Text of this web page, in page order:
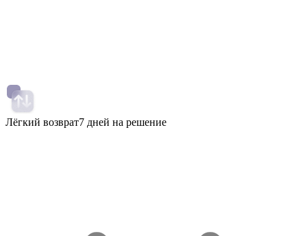
Лёгкий возврат7 дней на решение